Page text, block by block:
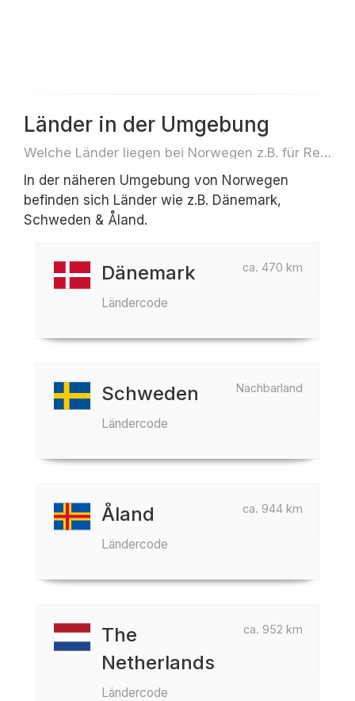
Länder in der Umgebung
Welche Länder liegen bei Norwegen z.B. für Reisen oder Flüge
In der näheren Umgebung von Norwegen
befinden sich Länder wie z.B. Dänemark,
Schweden & Åland.
ca. 470 km
Dänemark
Ländercode
Nachbarland
Schweden
Ländercode
ca. 944 km
Åland
Ländercode
ca. 952 km
The
Netherlands
Ländercode